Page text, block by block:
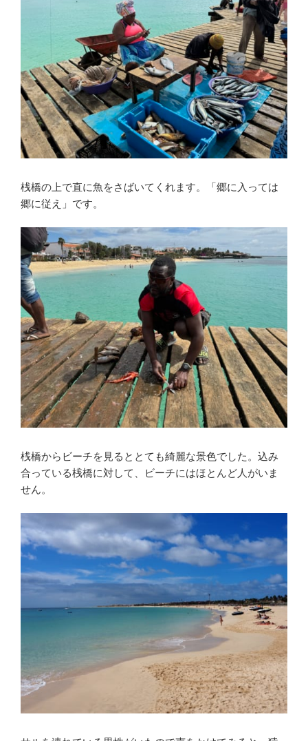
桟橋の上で直に魚をさばいてくれます。「郷に入っては
郷に従え」です。
桟橋からビーチを見るととても綺麗な景色でした。込み
合っている桟橋に対して、ビーチにはほとんど人がいま
せん。